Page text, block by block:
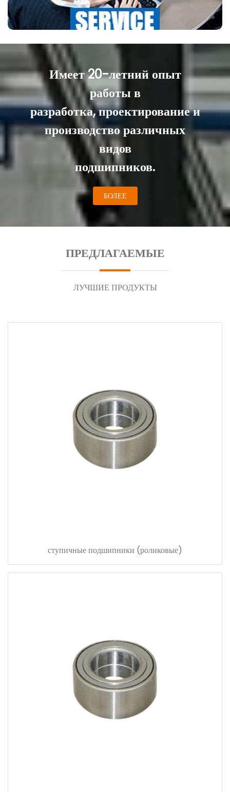
Имеет 20-летний опыт
работы в
разработка, проектирование и
производство различных
видов
подшипников.
БОЛЕЕ
ПРЕДЛАГАЕМЫЕ
ЛУЧШИЕ ПРОДУКТЫ
ступичные подшипники (роликовые)